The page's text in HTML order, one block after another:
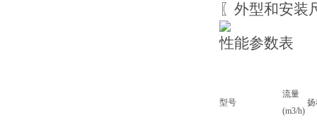
〖外型和安装
性能参数表
型号
流量
(m3/h)
扬